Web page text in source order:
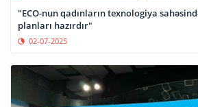
"ECO-nun qadınların texnologiya
planları hazırdır"
02-07-2025